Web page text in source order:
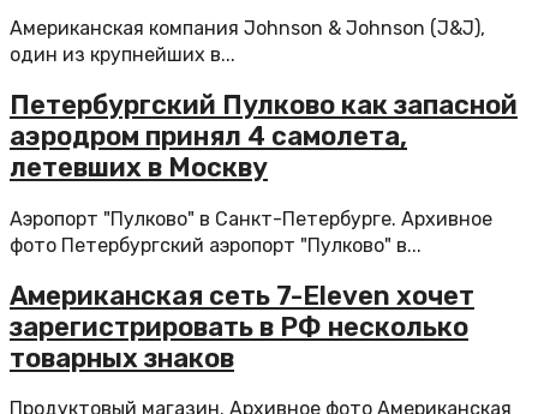
Американская компания Johnson & Johnson (J&J),
один из крупнейших в...
Петербургский Пулково как запасной
аэродром принял 4 самолета,
летевших в Москву
Аэропорт "Пулково" в Санкт-Петербурге. Архивное
фото Петербургский аэропорт "Пулково" в...
Американская сеть 7-Еleven хочет
зарегистрировать в РФ несколько
товарных знаков
Продуктовый магазин. Архивное фото Американская